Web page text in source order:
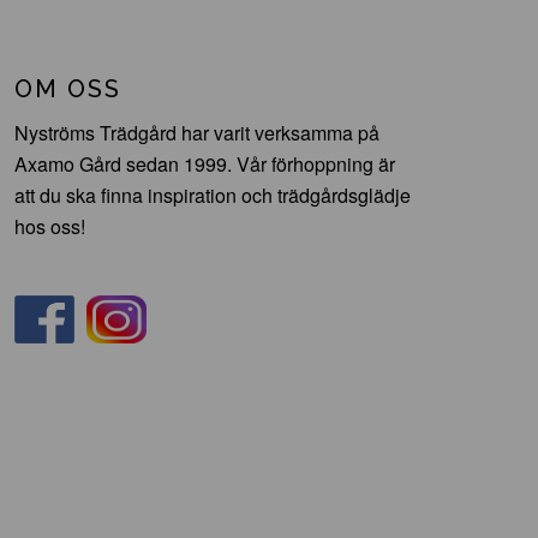
OM OSS
Nyströms Trädgård har varit verksamma på
Axamo Gård sedan 1999. Vår förhoppning är
att du ska finna inspiration och trädgårdsglädje
hos oss!